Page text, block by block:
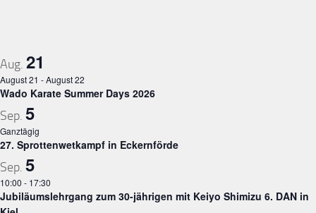
Aug. 21
August 21 -August 22
Wado Karate Summer Days 2026
Sep. 5
Ganztägig
27. Sprottenwetkampf in Eckernförde
Sep. 5
10:00 - 17:30
Jubiläumslehrgang zum 30-jährigen mit Keiyo Shimizu 6. DAN in